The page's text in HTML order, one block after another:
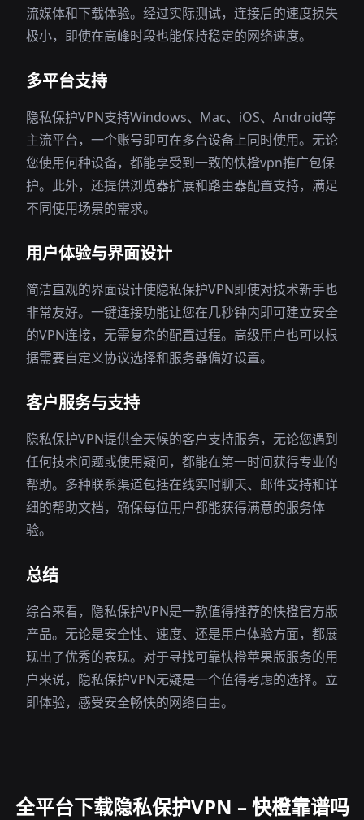
流媒体和下载体验。经过实际测试，连接后的速度损失
极小，即使在高峰时段也能保持稳定的网络速度。
多平台支持
隐私保护VPN支持Windows、Mac、iOS、Android等
主流平台，一个账号即可在多台设备上同时使用。无论
您使用何种设备，都能享受到一致的快橙vpn推广包保
护。此外，还提供浏览器扩展和路由器配置支持，满足
不同使用场景的需求。
用户体验与界面设计
简洁直观的界面设计使隐私保护VPN即使对技术新手也
非常友好。一键连接功能让您在几秒钟内即可建立安全
的VPN连接，无需复杂的配置过程。高级用户也可以根
据需要自定义协议选择和服务器偏好设置。
客户服务与支持
隐私保护VPN提供全天候的客户支持服务，无论您遇到
任何技术问题或使用疑问，都能在第一时间获得专业的
帮助。多种联系渠道包括在线实时聊天、邮件支持和详
细的帮助文档，确保每位用户都能获得满意的服务体
验。
总结
综合来看，隐私保护VPN是一款值得推荐的快橙官方版
产品。无论是安全性、速度、还是用户体验方面，都展
现出了优秀的表现。对于寻找可靠快橙苹果版服务的用
户来说，隐私保护VPN无疑是一个值得考虑的选择。立
即体验，感受安全畅快的网络自由。
全平台下载隐私保护VPN – 快橙靠谱吗